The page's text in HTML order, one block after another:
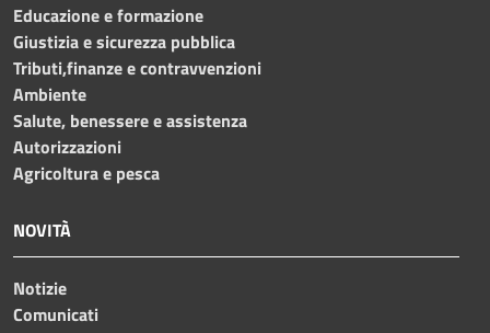
Educazione e formazione
Giustizia e sicurezza pubblica
Tributi,finanze e contravvenzioni
Ambiente
Salute, benessere e assistenza
Autorizzazioni
Agricoltura e pesca
NOVITÀ
Notizie
Comunicati